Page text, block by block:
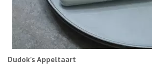
Dudok’s Appeltaart